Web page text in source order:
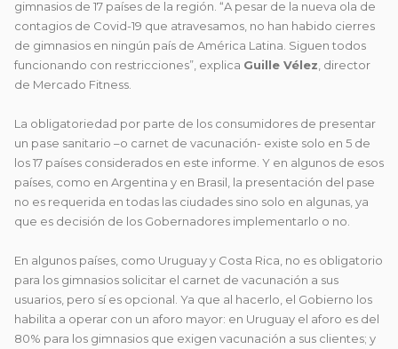
gimnasios de 17 países de la región. “A pesar de la nueva ola de
contagios de Covid-19 que atravesamos, no han habido cierres
de gimnasios en ningún país de América Latina. Siguen todos
funcionando con restricciones”, explica Guille Vélez , director
de Mercado Fitness.
La obligatoriedad por parte de los consumidores de presentar
un pase sanitario –o carnet de vacunación- existe solo en 5 de
los 17 países considerados en este informe. Y en algunos de esos
países, como en Argentina y en Brasil, la presentación del pase
no es requerida en todas las ciudades sino solo en algunas, ya
que es decisión de los Gobernadores implementarlo o no.
En algunos países, como Uruguay y Costa Rica, no es obligatorio
para los gimnasios solicitar el carnet de vacunación a sus
usuarios, pero sí es opcional. Ya que al hacerlo, el Gobierno los
habilita a operar con un aforo mayor: en Uruguay el aforo es del
80% para los gimnasios que exigen vacunación a sus clientes; y